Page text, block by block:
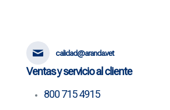
calidad@aranda.vet
Ventas y servicio al cliente
800 715 4915